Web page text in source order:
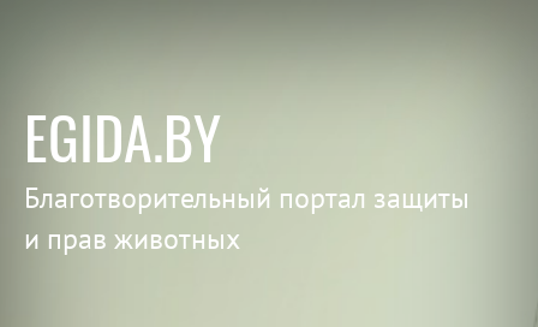
EGIDA.BY
Благотворительный портал защиты
и прав животных